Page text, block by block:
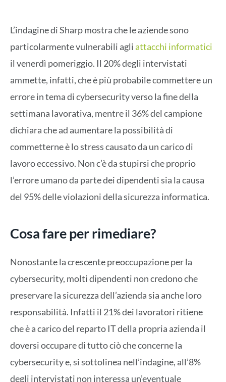
L’indagine di Sharp mostra che le aziende sono
particolarmente vulnerabili agliattacchi informatici
il venerdì pomeriggio. Il 20% degli intervistati
ammette, infatti, che è più probabile commettere un
errore in tema di cybersecurity verso la fine della
settimana lavorativa, mentre il 36% del campione
dichiara che ad aumentare la possibilità di
commetterne è lo stress causato da un carico di
lavoro eccessivo. Non c’è da stupirsi che proprio
l’errore umano da parte dei dipendenti sia la causa
del 95% delle violazioni della sicurezza informatica.
Cosa fare per rimediare?
Nonostante la crescente preoccupazione per la
cybersecurity, molti dipendenti non credono che
preservare la sicurezza dell’azienda sia anche loro
responsabilità. Infatti il 21% dei lavoratori ritiene
che è a carico del reparto IT della propria azienda il
doversi occupare di tutto ciò che concerne la
cybersecurity e, si sottolinea nell’indagine, all’8%
degli intervistati non interessa un’eventuale